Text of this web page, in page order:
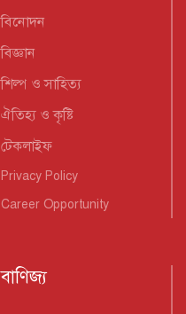
বিনোদন
বিজ্ঞান
শিল্প ও সাহিত্য
ঐতিহ্য ও কৃষ্টি
টেকলাইফ
Privacy Policy
Career Opportunity
বাণিজ্য